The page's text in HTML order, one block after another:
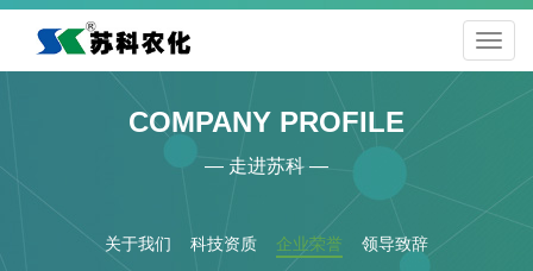
COMPANY PROFILE
— 走进苏科 —
关于我们 科技资质 企业荣誉 领导致辞